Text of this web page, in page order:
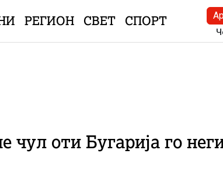
РЕГИОН СВЕТ СПОРТ
чул оти Бугарија го